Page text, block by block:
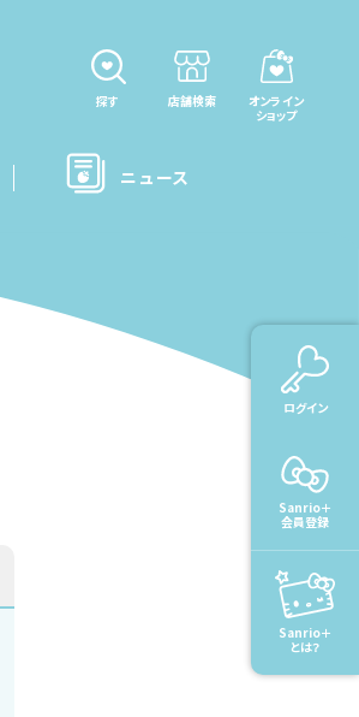
ログイン
Sanrio＋
会員登録
Sanrio＋
とは？
探す 店舗検索
オンライン
ショップ
ニュース